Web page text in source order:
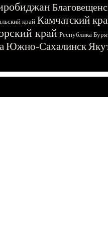
край Камчатский
край Республика
Южно-Сахалинск